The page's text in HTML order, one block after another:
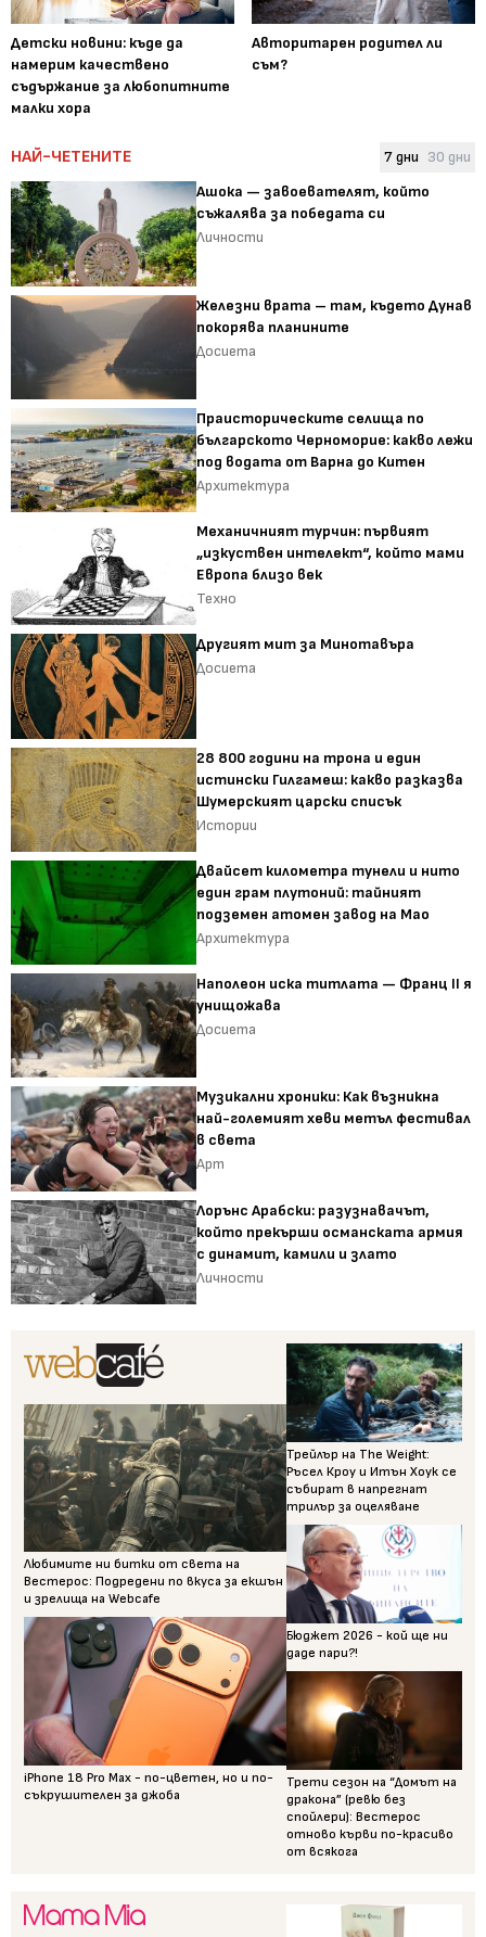
Детски новини: къде да
намерим качествено
съдържание за любопитните
малки хора
Авторитарен родител ли
съм?
НАЙ-ЧЕТЕНИТЕ 7 дни 30 дни
Ашока — завоевателят, който
съжалява за победата си
Личности
Железни врата – там, където Дунав
покорява планините
Досиета
Праисторическите селища по
българското Черноморие: какво лежи
под водата от Варна до Китен
Архитектура
Механичният турчин: първият
„изкуствен интелект“, който мами
Европа близо век
Техно
Другият мит за Минотавъра
Досиета
28 800 години на трона и един
истински Гилгамеш: какво разказва
Шумерският царски списък
Истории
Двайсет километра тунели и нито
един грам плутоний: тайният
подземен атомен завод на Мао
Архитектура
Наполеон иска титлата — Франц II я
унищожава
Досиета
Музикални хроники: Как възникна
най-големият хеви метъл фестивал
в света
Арт
Лорънс Арабски: разузнавачът,
който прекърши османската армия
с динамит, камили и злато
Личности
Любимите ни битки от света на
Вестерос: Подредени по вкуса за екшън
и зрелища на Webcafe
iPhone 18 Pro Max - по-цветен, но и по-
съкрушителен за джоба
Трейлър на The Weight:
Ръсел Кроу и Итън Хоук се
събират в напрегнат
трилър за оцеляване
Бюджет 2026 - кой ще ни
даде пари?!
Трети сезон на “Домът на
дракона” (ревю без
спойлери): Вестерос
отново кърви по-красиво
от всякога